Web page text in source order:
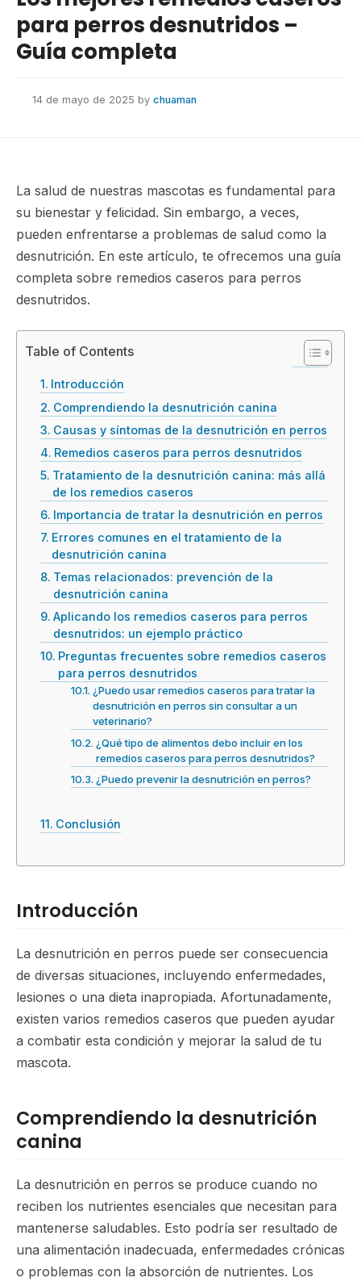
para perros desnutridos –
Guía completa
14 de mayo de 2025 by chuaman
La salud de nuestras mascotas es fundamental para
su bienestar y felicidad. Sin embargo, a veces,
pueden enfrentarse a problemas de salud como la
desnutrición. En este artículo, te ofrecemos una guía
completa sobre remedios caseros para perros
desnutridos.
Table of Contents
Introducción
Comprendiendo la desnutrición canina
Causas y síntomas de la desnutrición en perros
Remedios caseros para perros desnutridos
Tratamiento de la desnutrición canina: más allá
de los remedios caseros
Importancia de tratar la desnutrición en perros
Errores comunes en el tratamiento de la
desnutrición canina
Temas relacionados: prevención de la
desnutrición canina
Aplicando los remedios caseros para perros
desnutridos: un ejemplo práctico
Preguntas frecuentes sobre remedios caseros
para perros desnutridos
¿Puedo usar remedios caseros para tratar la
desnutrición en perros sin consultar a un
veterinario?
¿Qué tipo de alimentos debo incluir en los
remedios caseros para perros desnutridos?
¿Puedo prevenir la desnutrición en perros?
Conclusión
Introducción
La desnutrición en perros puede ser consecuencia
de diversas situaciones, incluyendo enfermedades,
lesiones o una dieta inapropiada. Afortunadamente,
existen varios remedios caseros que pueden ayudar
a combatir esta condición y mejorar la salud de tu
mascota.
Comprendiendo la desnutrición
canina
La desnutrición en perros se produce cuando no
reciben los nutrientes esenciales que necesitan para
mantenerse saludables. Esto podría ser resultado de
una alimentación inadecuada, enfermedades crónicas
o problemas con la absorción de nutrientes. Los